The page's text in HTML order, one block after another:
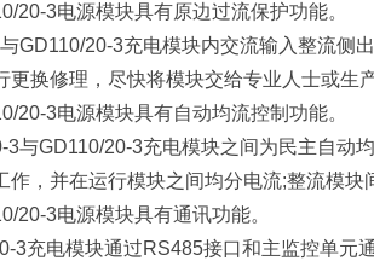
20-3电源模块具有原边过流保护功能。
GD110/20-3充电模块内交流输入整流侧
换修理，尽快将模块交给专业人士或生产
20-3电源模块具有自动均流控制功能。
3与GD110/20-3充电模块之间为民主自动
，并在运行模块之间均分电流;整流模块
20-3电源模块具有通讯功能。
3充电模块通过RS485接口和主监控单元